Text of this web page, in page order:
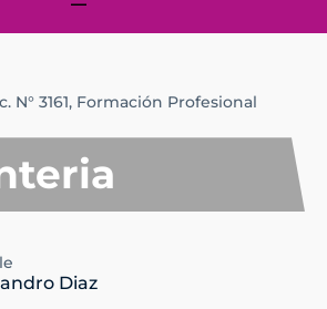
N° 3161, Formación Profesional
Diaz